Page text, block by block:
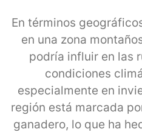
En términos
en una zona
podría influir en las
condiciones
especialmente en
región está marcada
ganadero, lo que ha